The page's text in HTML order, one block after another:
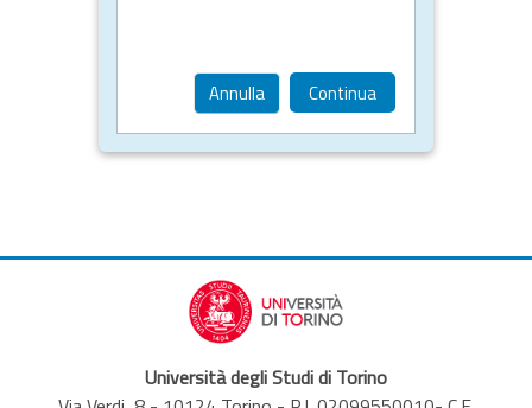
Annulla Continua
Università degli Studi di Torino